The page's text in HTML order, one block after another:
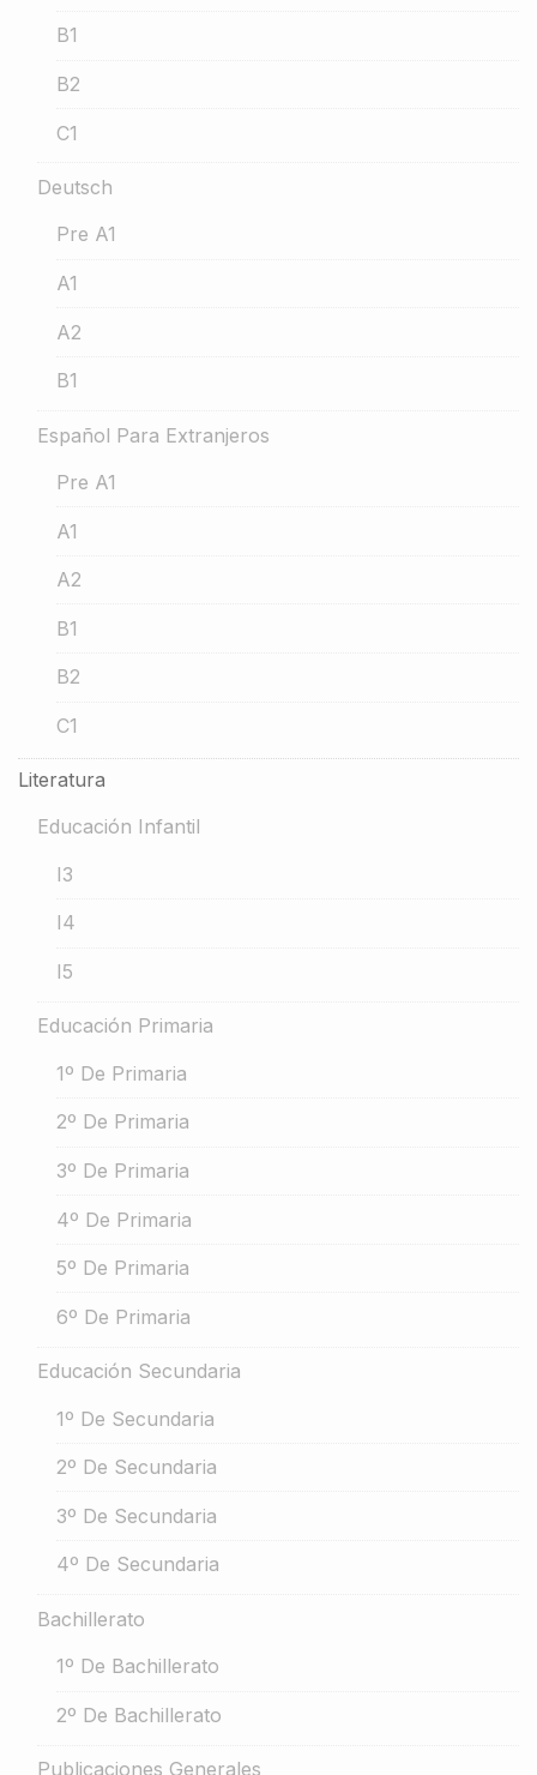
B1
B2
C1
Deutsch
Pre A1
A1
A2
B1
Español Para Extranjeros
Pre A1
A1
A2
B1
B2
C1
Literatura
Educación Infantil
I3
I4
I5
Educación Primaria
1º De Primaria
2º De Primaria
3º De Primaria
4º De Primaria
5º De Primaria
6º De Primaria
Educación Secundaria
1º De Secundaria
2º De Secundaria
3º De Secundaria
4º De Secundaria
Bachillerato
1º De Bachillerato
2º De Bachillerato
Publicaciones Generales